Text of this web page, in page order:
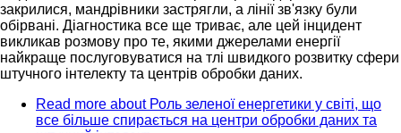
закрилися, мандрівники застрягли, а лінії зв'язку були
обірвані. Діагностика все ще триває, але цей інцидент
викликав розмову про те, якими джерелами енергії
найкраще послуговуватися на тлі швидкого розвитку сфери
штучного інтелекту та центрів обробки даних.
Read more about Роль зеленої енергетики у світі, що
все більше спирається на центри обробки даних та